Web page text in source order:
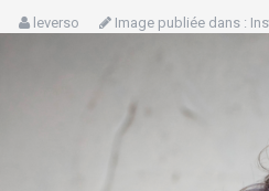
leverso Image publiée dans :